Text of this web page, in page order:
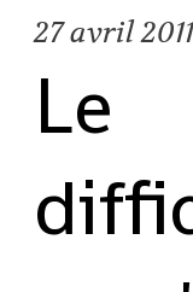
27 avril 2011
Le